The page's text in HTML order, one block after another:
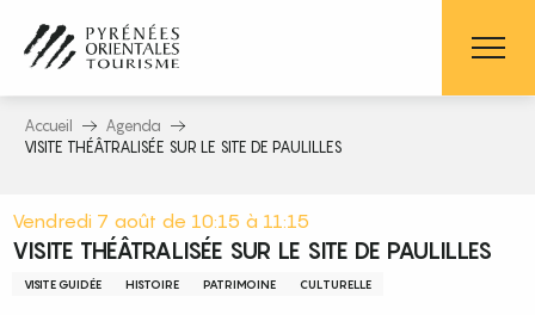
contenu
principal
Accueil
Agenda
VISITE THÉÂTRALISÉE SUR LE SITE DE PAULILLES
Vendredi 7 août de 10:15 à 11:15
VISITE THÉÂTRALISÉE SUR LE SITE DE PAULILLES
VISITE GUIDÉE HISTOIRE PATRIMOINE CULTURELLE